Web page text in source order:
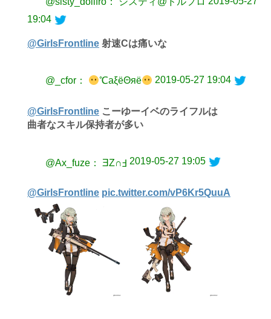
19:04
@GirlsFrontline 射速Cは痛いな
@_cfor： ℃aξёΘяё 2019-05-27 19:04
@GirlsFrontline こーゆーイベのライフルは
曲者なスキル保持者が多い
@Ax_fuze： ƎZ∩Ⅎ 2019-05-27 19:05
@GirlsFrontline pic.twitter.com/vP6Kr5QuuA